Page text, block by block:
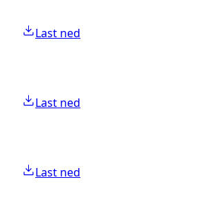
Last ned
Last ned
Last ned